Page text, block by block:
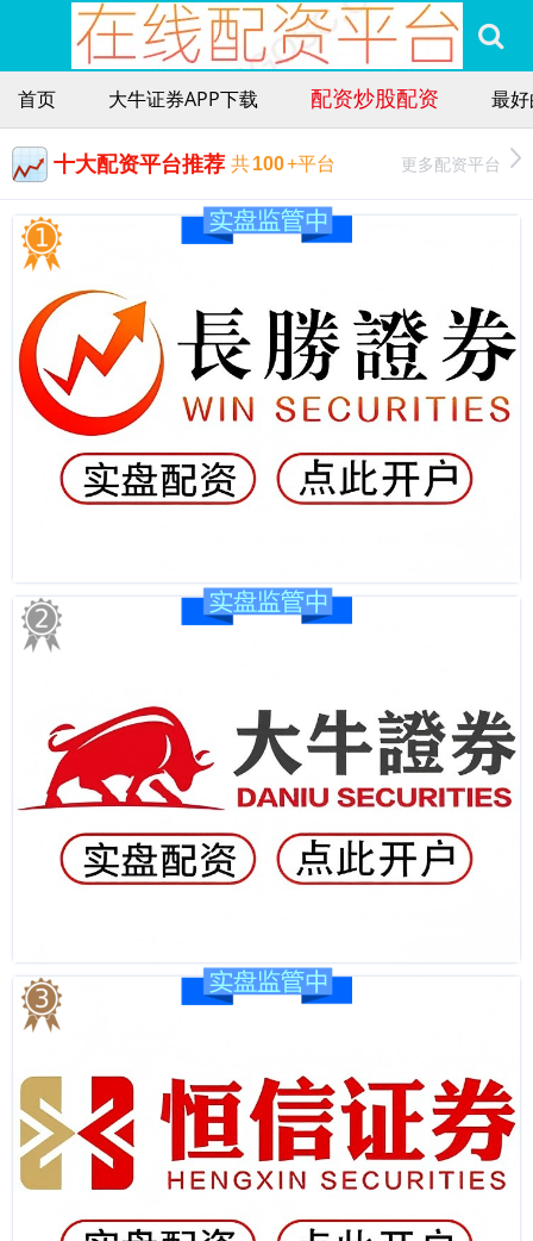
首页 大牛证券APP下载 配资炒股配资 最
十大配资平台推荐 共100+平台 更多配资平台